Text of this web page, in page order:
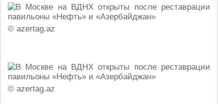
© azertag.az
© azertag.az